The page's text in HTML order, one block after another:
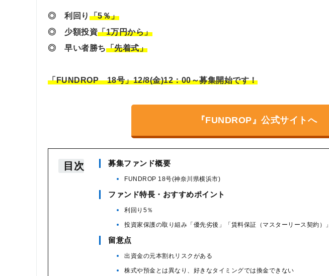
◎ 利回り 「5％」
◎ 少額投資「1万円から」
◎ 早い者勝ち「先着式」
「FUNDROP 18号」12/8(金)12：00～募集開始です！
『FUNDROP』公式サイトへ
目次 募集ファンド概要
FUNDROP 18号(神奈川県横浜市)
ファンド特長・おすすめポイント
利回り5％
投資家保護の取り組み「優先劣後」「賃料保証（マスターリース契約）」
留意点
出資金の元本割れリスクがある
株式や預金とは異なり、好きなタイミングでは換金できない